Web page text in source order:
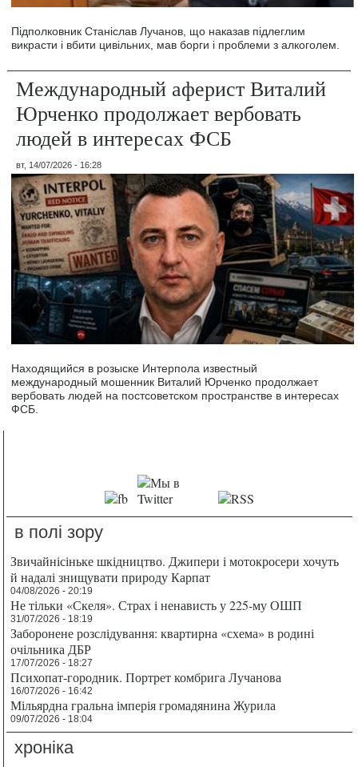
Підполковник Станіслав Лучанов, що наказав підлеглим
викрасти і вбити цивільних, мав борги і проблеми з алкоголем.
Международный аферист Виталий
Юрченко продолжает вербовать
людей в интересах ФСБ
вт, 14/07/2026 - 16:28
Находящийся в розыске Интерпола известный
международный мошенник Виталий Юрченко продолжает
вербовать людей на постсоветском пространстве в интересах
ФСБ.
в полі зору
Звичайнісіньке шкідництво. Джипери і мотокросери хочуть
й надалі знищувати природу Карпат
04/08/2026 - 20:19
Не тільки «Скеля». Страх і ненависть у 225-му ОШП
31/07/2026 - 18:19
Заборонене розслідування: квартирна «схема» в родині
очільника ДБР
17/07/2026 - 18:27
Психопат-городник. Портрет комбрига Лучанова
16/07/2026 - 16:42
Мільярдна гральна імперія громадянина Журила
09/07/2026 - 18:04
хроніка